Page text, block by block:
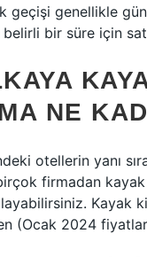
geçişi genellikle
bir süre için
NE
otellerin yanı
firmadan
Kayak
(Ocak 2024